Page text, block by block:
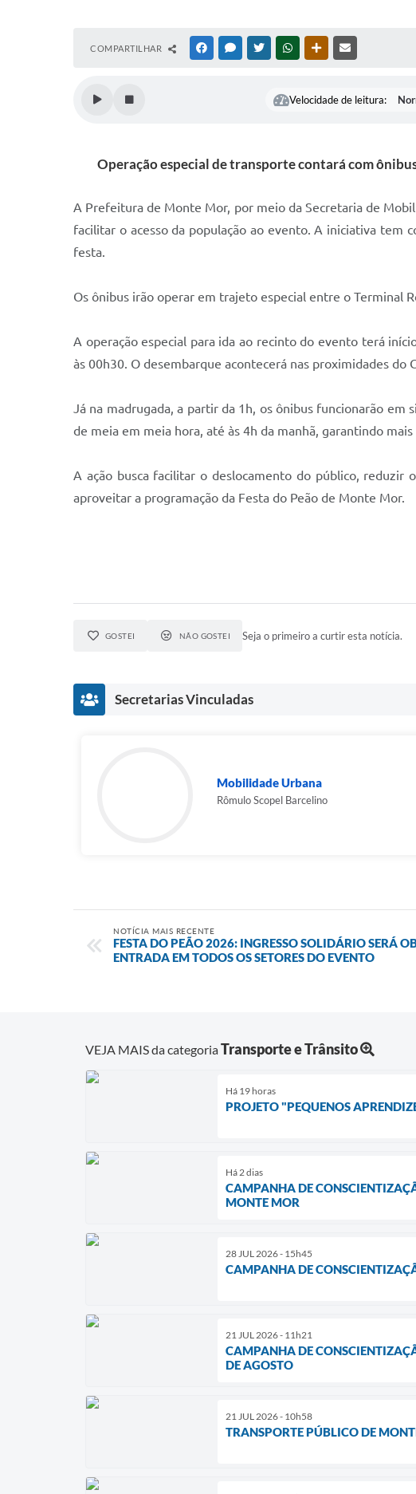
COMPARTILHAR FACEBOOKMESSENGER
TWITTERWHATSAPPOUTRAS MÍDIAS
Velocidade de leitura:
Operação especial de transporte contará com
A Prefeitura de Monte Mor, por meio da Secretaria de
facilitar o acesso da população ao evento. A iniciativa tem
festa.
Os ônibus irão operar em trajeto especial entre o Terminal
A operação especial para ida ao recinto do evento terá
às 00h30. O desembarque acontecerá nas proximidades
Já na madrugada, a partir da 1h, os ônibus funcionarão
de meia em meia hora, até às 4h da manhã, garantindo
A ação busca facilitar o deslocamento do público,
aproveitar a programação da Festa do Peão de Monte Mor.
GOSTEI NÃO GOSTEI Seja o primeiro a curtir esta notícia.
Secretarias Vinculadas
Mobilidade Urbana
Rômulo Scopel Barcelino
NOTÍCIA MAIS RECENTE
FESTA DO PEÃO 2026: INGRESSO SOLIDÁRIO SERÁ
ENTRADA EM TODOS OS SETORES DO EVENTO
VEJA MAIS da categoriaTransporte e Trânsito
Há 19 horas
PROJETO "PEQUENOS
Há 2 dias
CAMPANHA DE
MONTE MOR
28 JUL 2026 - 15h45
CAMPANHA DE
21 JUL 2026 - 11h21
CAMPANHA DE
DE AGOSTO
21 JUL 2026 - 10h58
TRANSPORTE PÚBLICO DE